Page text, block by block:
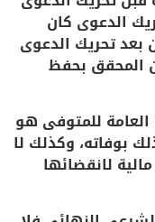
الدعوى كان
بعد تحريك الدعوى
المحقق بحفظ
العامة للمتوفى هو
بوفاته، وكذلك لا
لانقضائها